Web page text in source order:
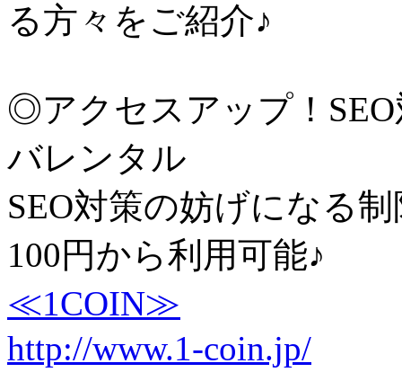
る方々をご紹介♪
◎アクセスアップ！
バレンタル
SEO対策の妨げになる
100円から利用可能♪
≪1COIN≫
http://www.1-coin.jp/